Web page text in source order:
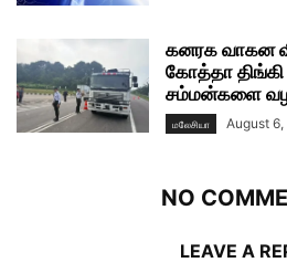
கனரக வாகன
கோத்தா
சம்மன்களை
மலேசியா August
NO
LEAVE A